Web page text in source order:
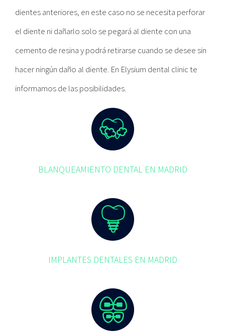
dientes anteriores, en este caso no se necesita perforar
el diente ni dañarlo solo se pegará al diente con una
cemento de resina y podrá retirarse cuando se desee sin
hacer ningún daño al diente. En Elysium dental clinic te
informamos de las posibilidades.
BLANQUEAMIENTO DENTAL EN MADRID
IMPLANTES DENTALES EN MADRID